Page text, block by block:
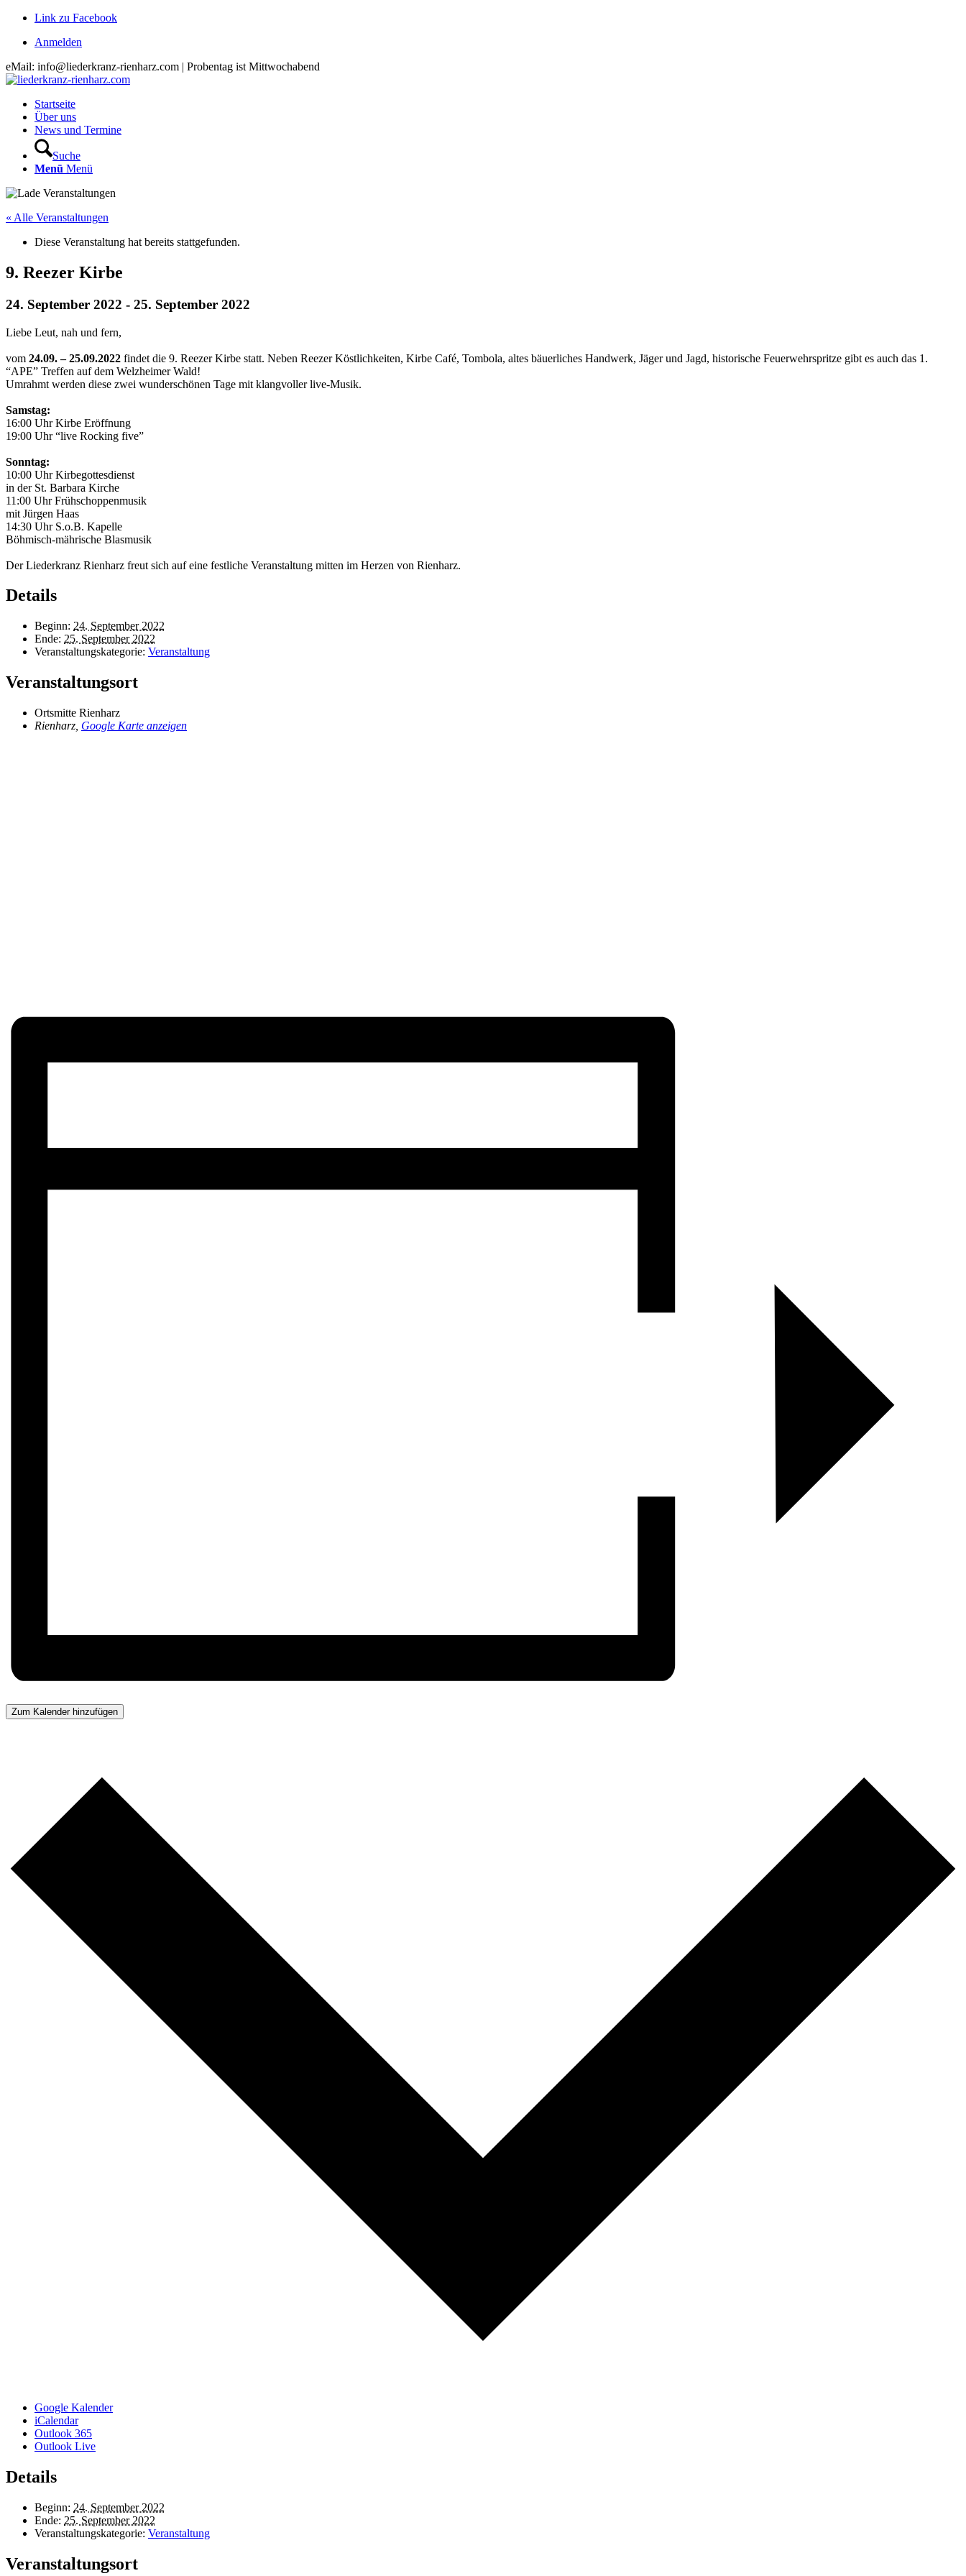
Link zu Facebook
Anmelden
eMail: info@liederkranz-rienharz.com | Probentag ist Mittwochabend
Startseite
Über uns
News und Termine
Suche
Menü Menü
« Alle Veranstaltungen
Diese Veranstaltung hat bereits stattgefunden.
9. Reezer Kirbe
24. September 2022 - 25. September 2022
Liebe Leut, nah und fern,
vom 24.09. – 25.09.2022 findet die 9. Reezer Kirbe statt. Neben Reezer Köstlichkeiten, Kirbe Café, Tombola, altes bäuerliches Handwerk, Jäger und Jagd, historische Feuerwehrspritze gibt es auch das 1.
“APE” Treffen auf dem Welzheimer Wald!
Umrahmt werden diese zwei wunderschönen Tage mit klangvoller live-Musik.
Samstag:
16:00 Uhr Kirbe Eröffnung
19:00 Uhr “live Rocking five”
Sonntag:
10:00 Uhr Kirbegottesdienst
in der St. Barbara Kirche
11:00 Uhr Frühschoppenmusik
mit Jürgen Haas
14:30 Uhr S.o.B. Kapelle
Böhmisch-mährische Blasmusik
Der Liederkranz Rienharz freut sich auf eine festliche Veranstaltung mitten im Herzen von Rienharz.
Details
Beginn: 24. September 2022
Ende: 25. September 2022
Veranstaltungskategorie: Veranstaltung
Veranstaltungsort
Ortsmitte Rienharz
Rienharz Google Karte anzeigen
Zum Kalender hinzufügen
Google Kalender
iCalendar
Outlook 365
Outlook Live
Details
Beginn: 24. September 2022
Ende: 25. September 2022
Veranstaltungskategorie: Veranstaltung
Veranstaltungsort